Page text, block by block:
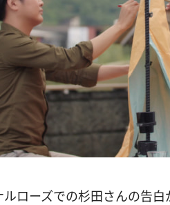
ルローズでの杉田さんの告